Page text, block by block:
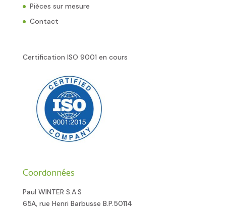
Pièces sur mesure
Contact
Certification ISO 9001 en cours
Coordonnées
Paul WINTER S.A.S
65A, rue Henri Barbusse B.P.50114